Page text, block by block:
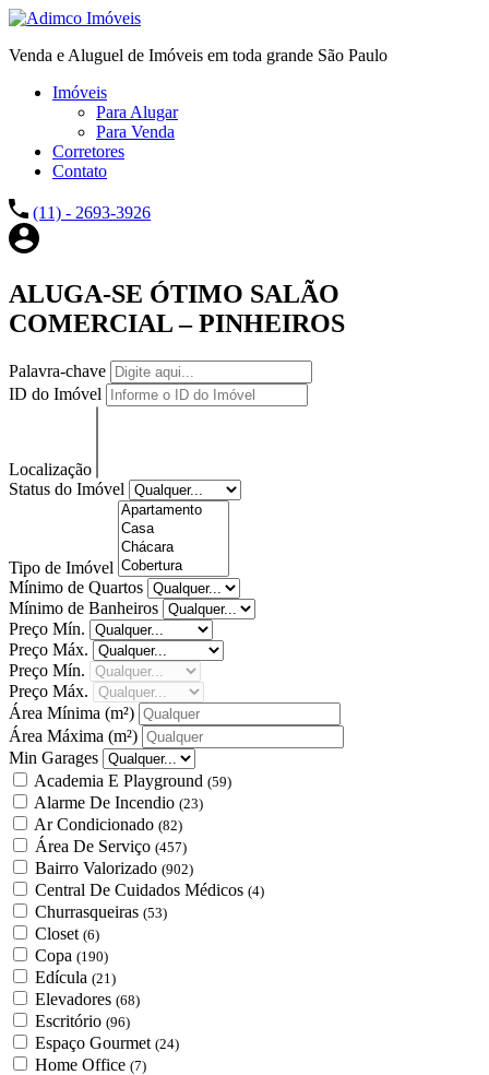
Venda e Aluguel de Imóveis em toda grande São Paulo
Imóveis
Para Alugar
Para Venda
Corretores
Contato
(11) - 2693-3926
ALUGA-SE ÓTIMO SALÃO
COMERCIAL – PINHEIROS
Palavra-chave
ID do Imóvel
Localização
Status do Imóvel
Tipo de Imóvel
Mínimo de Quartos
Mínimo de Banheiros
Preço Mín.
Preço Máx.
Preço Mín.
Preço Máx.
Área Mínima (m²)
Área Máxima (m²)
Min Garages
Academia E Playground (59)
Alarme De Incendio (23)
Ar Condicionado (82)
Área De Serviço (457)
Bairro Valorizado (902)
Central De Cuidados Médicos (4)
Churrasqueiras (53)
Closet (6)
Copa (190)
Edícula (21)
Elevadores (68)
Escritório (96)
Espaço Gourmet (24)
Home Office (7)